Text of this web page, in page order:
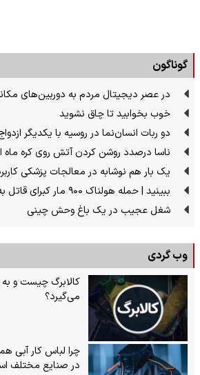
گوناگون
در عصر دیجیتال مردم به دوربین‌های
خوب بخوابید تا چاق نشوید
دو ربات انسان‌نما در روسیه با یکدیگر
ناسا درصدد روشن کردن آتش روی کره
یک بار هم نوشابه در معالجات پزشکی
ببینید | حمله هولناک ۹۰۰ مار کبرای قاتل به ساکنان مردم چین
شغل عجیب در یک باغ وحش چینی
وب گردی
کالابرگ چیست و
می‌گیرد؟
چرا لباس کار آبی
در صنایع مختلف